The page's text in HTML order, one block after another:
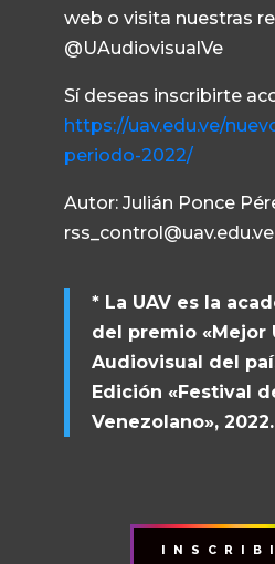
web o visita nuestras
@UAudiovisualVe
Sí deseas inscribirte
https://uav.edu.ve/
periodo-2022/
Autor: Julián Ponce
rss_control@uav.edu.ve
* La UAV es la
del premio «Mejor
Audiovisual del
Edición «Festival
Venezolano»,
I N S C R I B